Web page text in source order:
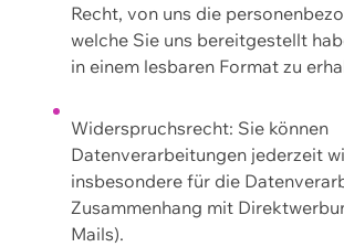
Recht, von uns die
welche Sie uns bereitgestellt
in einem lesbaren Format zu
Widerspruchsrecht: Sie können
Datenverarbeitungen jederzeit
insbesondere für die
Zusammenhang mit
Mails).